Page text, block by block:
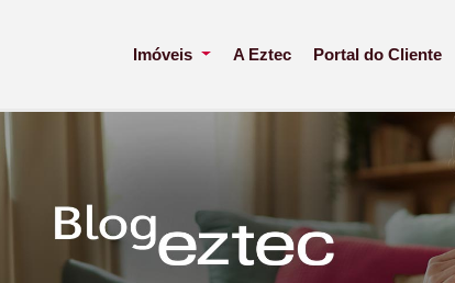
Imóveis A Eztec Portal do Cliente